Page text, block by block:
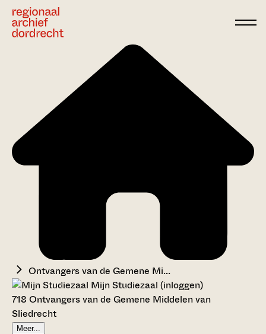
Ontvangers van de Gemene Mi...
Mijn Studiezaal (inloggen)
718 Ontvangers van de Gemene Middelen van
Sliedrecht
Meer...